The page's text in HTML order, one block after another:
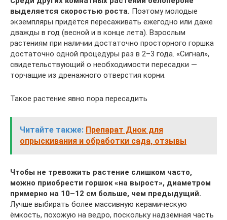
выделяется скоростью роста. Поэтому молодые
экземпляры придётся пересаживать ежегодно или даже
дважды в год (весной и в конце лета). Взрослым
растениям при наличии достаточно просторного горшка
достаточно одной процедуры раз в 2–3 года. «Сигнал»,
свидетельствующий о необходимости пересадки —
торчащие из дренажного отверстия корни.
Такое растение явно пора пересадить
Читайте также: Препарат Днок для
опрыскивания и обработки сада, отзывы
Чтобы не тревожить растение слишком часто,
можно приобрести горшок «на вырост», диаметром
примерно на 10–12 см больше, чем предыдущий.
Лучше выбирать более массивную керамическую
ёмкость, похожую на ведро, поскольку надземная часть